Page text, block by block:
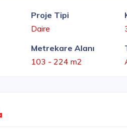
Proje Tipi
Daire
Metrekare Alanı
103 - 224 m2